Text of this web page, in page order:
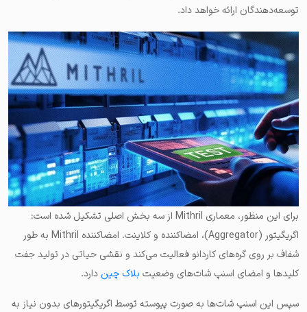
توسعه‌دهندگان ارائه خواهد داد.
برای این منظور، معماری Mithril از سه بخش اصلی تشکیل شده است:
اگریگیتور (Aggregator)، امضاکننده و کلاینت. امضاکننده Mithril به طور
شفاف بر روی گره‌های کاردانو فعالیت می‌کند و نقشی حیاتی در تولید جفت
کلیدها و امضای اسنپ شات‌های وضعیت بلاک چین دارد.
سپس این اسنپ شات‌ها به‌ صورت پیوسته توسط اگریگیتورهای بدون نیاز به